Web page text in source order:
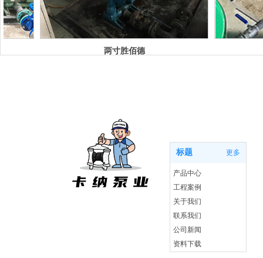
两寸胜佰德
标题 更多
产品中心
工程案例
关于我们
联系我们
公司新闻
资料下载